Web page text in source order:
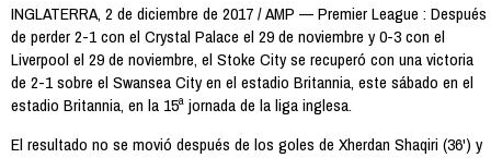
INGLATERRA, 2 de diciembre de 2017 / AMP — Premier League : Después
de perder 2-1 con el Crystal Palace el 29 de noviembre y 0-3 con el
Liverpool el 29 de noviembre, el Stoke City se recuperó con una victoria
de 2-1 sobre el Swansea City en el estadio Britannia, este sábado en el
estadio Britannia, en la 15ª jornada de la liga inglesa.
El resultado no se movió después de los goles de Xherdan Shaqiri (36') y